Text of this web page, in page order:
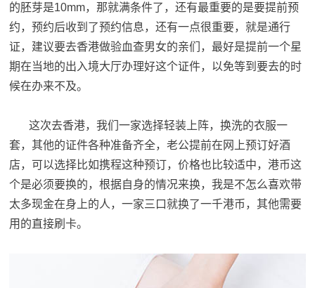
的胚芽是10mm，那就满条件了，还有最重要的是要提前预
约，预约后收到了预约信息，还有一点很重要，就是通行
证，建议要去香港做验血查男女的亲们，最好是提前一个星
期在当地的出入境大厅办理好这个证件，以免等到要去的时
候在办来不及。
这次去香港，我们一家选择轻装上阵，换洗的衣服一
套，其他的证件各种准备齐全，老公提前在网上预订好酒
店，可以选择比如携程这种预订，价格也比较适中，港币这
个是必须要换的，根据自身的情况来换，我是不怎么喜欢带
太多现金在身上的人，一家三口就换了一千港币，其他需要
用的直接刷卡。